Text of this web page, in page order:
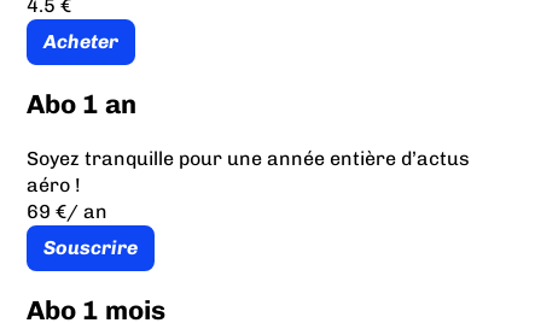
4.5 €
Acheter
Abo 1 an
Soyez tranquille pour une année entière d’actus
aéro !
69 €/ an
Souscrire
Abo 1 mois